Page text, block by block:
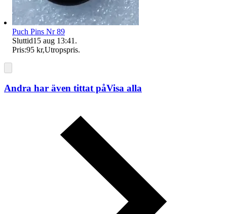
Puch Pins Nr 89
Sluttid15 aug 13:41 .
Pris:95 kr,Utropspris.
Andra har även tittat påVisa alla